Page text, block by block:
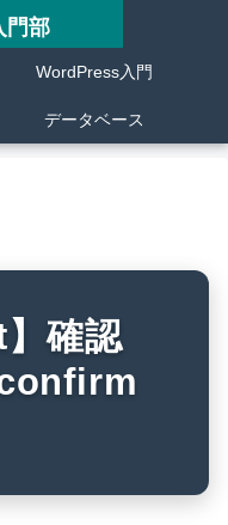
門部
WordPress入門
データベース
確認